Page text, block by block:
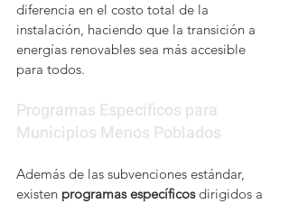
diferencia en el costo total de la
instalación, haciendo que la transición a
energías renovables sea más accesible
para todos.
Programas Específicos para
Municipios Menos Poblados
Además de las subvenciones estándar,
existen programas específicos dirigidos a